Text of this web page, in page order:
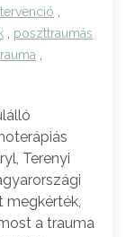
poszttraumás
Terenyi
megkérték,
a trauma